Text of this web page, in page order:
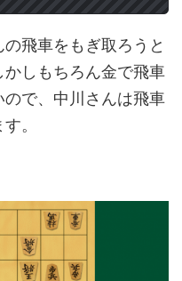
飛車をもぎ取ろうと
しもちろん金で飛車
で、中川さんは飛車
。